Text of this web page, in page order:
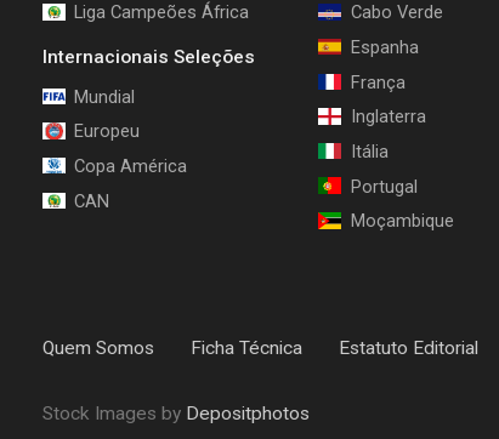
Liga Campeões África
Internacionais Seleções
Mundial
Europeu
Copa América
CAN
Cabo Verde
Espanha
França
Inglaterra
Itália
Portugal
Moçambique
Quem Somos Ficha Técnica Estatuto Editorial
Stock Images by Depositphotos